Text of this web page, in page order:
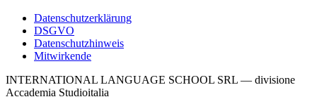
Datenschutzerklärung
DSGVO
Datenschutzhinweis
Mitwirkende
INTERNATIONAL LANGUAGE SCHOOL SRL — divisione
Accademia Studioitalia